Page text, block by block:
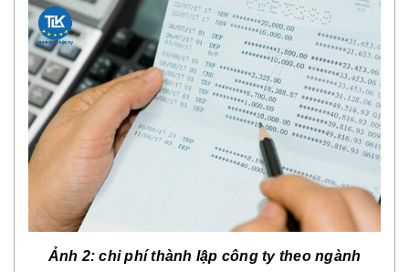
Ảnh 2: chi phí thành lập công ty theo ngành